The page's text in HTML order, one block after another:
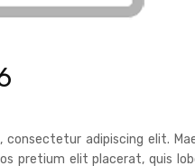
adipiscing elit.
pretium elit placerat, quis